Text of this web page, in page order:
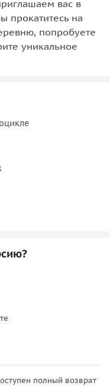
вас в
прокатитесь на
попробуете
уникальное
полный возврат